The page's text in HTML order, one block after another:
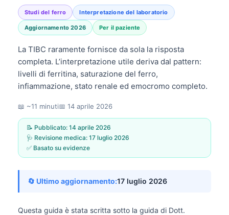
Studi del ferro Interpretazione del laboratorio
Aggiornamento 2026 Per il paziente
La TIBC raramente fornisce da sola la risposta
completa. L’interpretazione utile deriva dal pattern:
livelli di ferritina, saturazione del ferro,
infiammazione, stato renale ed emocromo completo.
📖 ~11 minuti📅 14 aprile 2026
📝 Pubblicato: 14 aprile 2026
🩺 Revisione medica: 17 luglio 2026
✅ Basato su evidenze
🔄 Ultimo aggiornamento:17 luglio 2026
Questa guida è stata scritta sotto la guida di Dott.